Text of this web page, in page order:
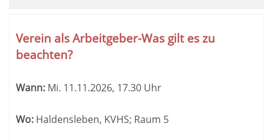
Verein als Arbeitgeber-Was gilt es zu
beachten?
Wann: Mi. 11.11.2026, 17.30 Uhr
Wo: Haldensleben, KVHS; Raum 5